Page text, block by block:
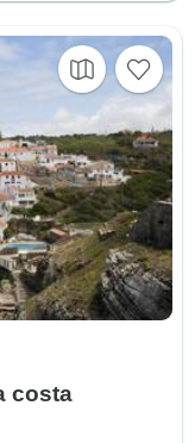
costa